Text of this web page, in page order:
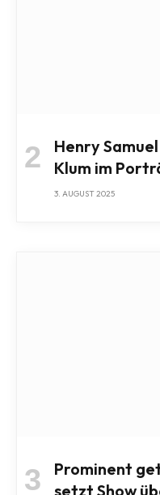
Henry
Klum im
3. AUGUST 2025
Prominent
setzt Show